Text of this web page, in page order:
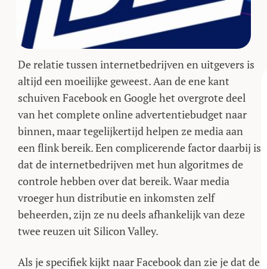
De relatie tussen internetbedrijven en uitgevers is
altijd een moeilijke geweest. Aan de ene kant
schuiven Facebook en Google het overgrote deel
van het complete online advertentiebudget naar
binnen, maar tegelijkertijd helpen ze media aan
een flink bereik. Een complicerende factor daarbij is
dat de internetbedrijven met hun algoritmes de
controle hebben over dat bereik. Waar media
vroeger hun distributie en inkomsten zelf
beheerden, zijn ze nu deels afhankelijk van deze
twee reuzen uit Silicon Valley.
Als je specifiek kijkt naar Facebook dan zie je dat de